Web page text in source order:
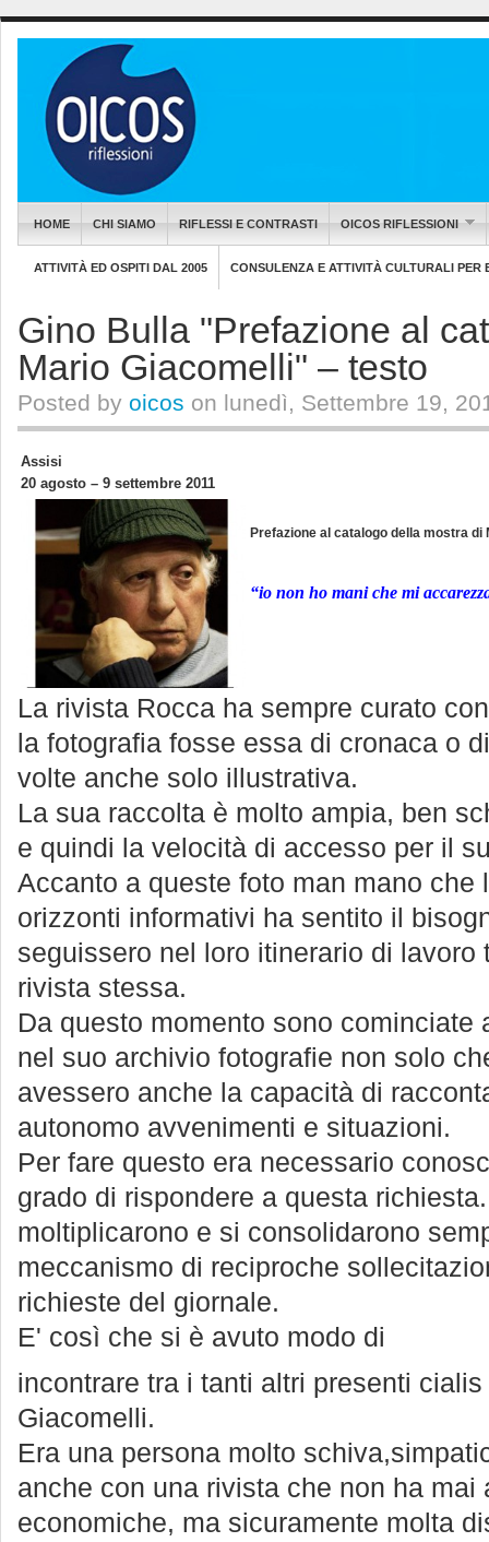
HOME CHI SIAMO RIFLESSI E CONTRASTI OICOS RIFLESSIONI
ATTIVITÀ ED OSPITI DAL 2005 CONSULENZA E ATTIVITÀ CULTURALI PER
Gino Bulla "Prefazione al
Mario Giacomelli" – testo
Posted by oicos on lunedì, Settembre 19,
Assisi
20 agosto – 9 settembre 2011
Prefazione al catalogo della mostra di
“io non ho mani che mi
La rivista Rocca ha sempre curato
la fotografia fosse essa di cronaca o
volte anche solo illustrativa.
La sua raccolta è molto ampia, ben
e quindi la velocità di accesso per il
Accanto a queste foto man mano
orizzonti informativi ha sentito il
seguissero nel loro itinerario di lavoro
rivista stessa.
Da questo momento sono cominciate
nel suo archivio fotografie non solo
avessero anche la capacità di
autonomo avvenimenti e situazioni.
Per fare questo era necessario
grado di rispondere a questa
moltiplicarono e si consolidarono
meccanismo di reciproche
richieste del giornale.
E' così che si è avuto modo di
incontrare tra i tanti altri presenti cialis
Giacomelli.
Era una persona molto
anche con una rivista che non ha
economiche, ma sicuramente molta